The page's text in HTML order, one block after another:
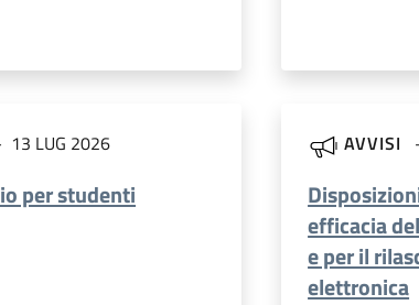
13 LUG 2026
per studenti
AVVISI
efficacia
e per il
elettronica